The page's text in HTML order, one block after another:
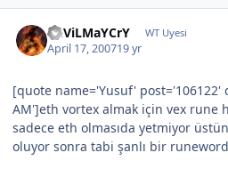
DeViLMaYCrY WT Uyesi
April 17, 200719 yr
[quote name='Yusuf' post='106122'
AM']eth vortex almak için vex rune
sadece eth olmasıda yetmiyor
oluyor sonra tabi şanlı bir